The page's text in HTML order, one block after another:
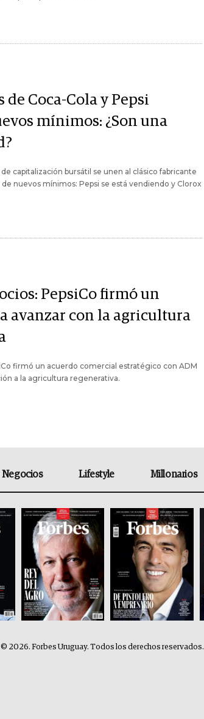
de Coca-Cola y Pepsi
mínimos: ¿Son una
capitalización bursátil se unen al clásico fabricante
nuevos mínimos: Pepsi se está vendiendo y Clorox
PepsiCo firmó un
avanzar con la agricultura
firmó un acuerdo comercial estratégico con ADM
a la agricultura regenerativa.
Negocios Lifestyle Millonarios
© 2026. Forbes Uruguay. Todos los derechos reservados.